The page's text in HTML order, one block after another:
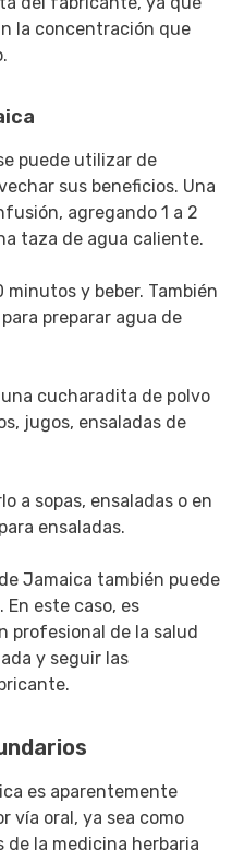
la concentración que
puede utilizar de
sus beneficios. Una
agregando 1 a 2
taza de agua caliente.
minutos y beber. También
preparar agua de
cucharadita de polvo
jugos, ensaladas de
a sopas, ensaladas o en
ensaladas.
Jamaica también puede
este caso, es
profesional de la salud
y seguir las
es aparentemente
vía oral, ya sea como
de la medicina herbaria